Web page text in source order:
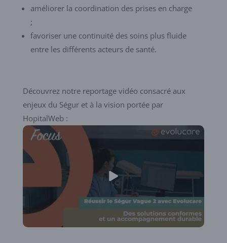
améliorer la coordination des prises en charge
;
favoriser une continuité des soins plus fluide
entre les différents acteurs de santé.
Découvrez notre reportage vidéo consacré aux
enjeux du Ségur et à la vision portée par
HopitalWeb :